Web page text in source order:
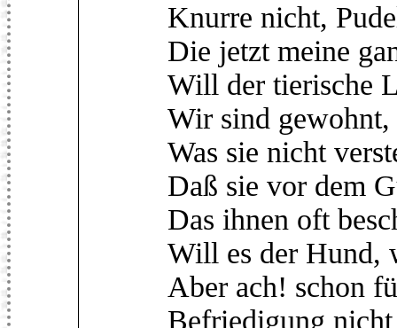
Knurre nicht,
Die jetzt meine
Will der tierische
Wir sind gewohnt,
Was sie nicht
Daß sie vor dem
Das ihnen oft
Will es der Hund,
Aber ach! schon
Befriedigung